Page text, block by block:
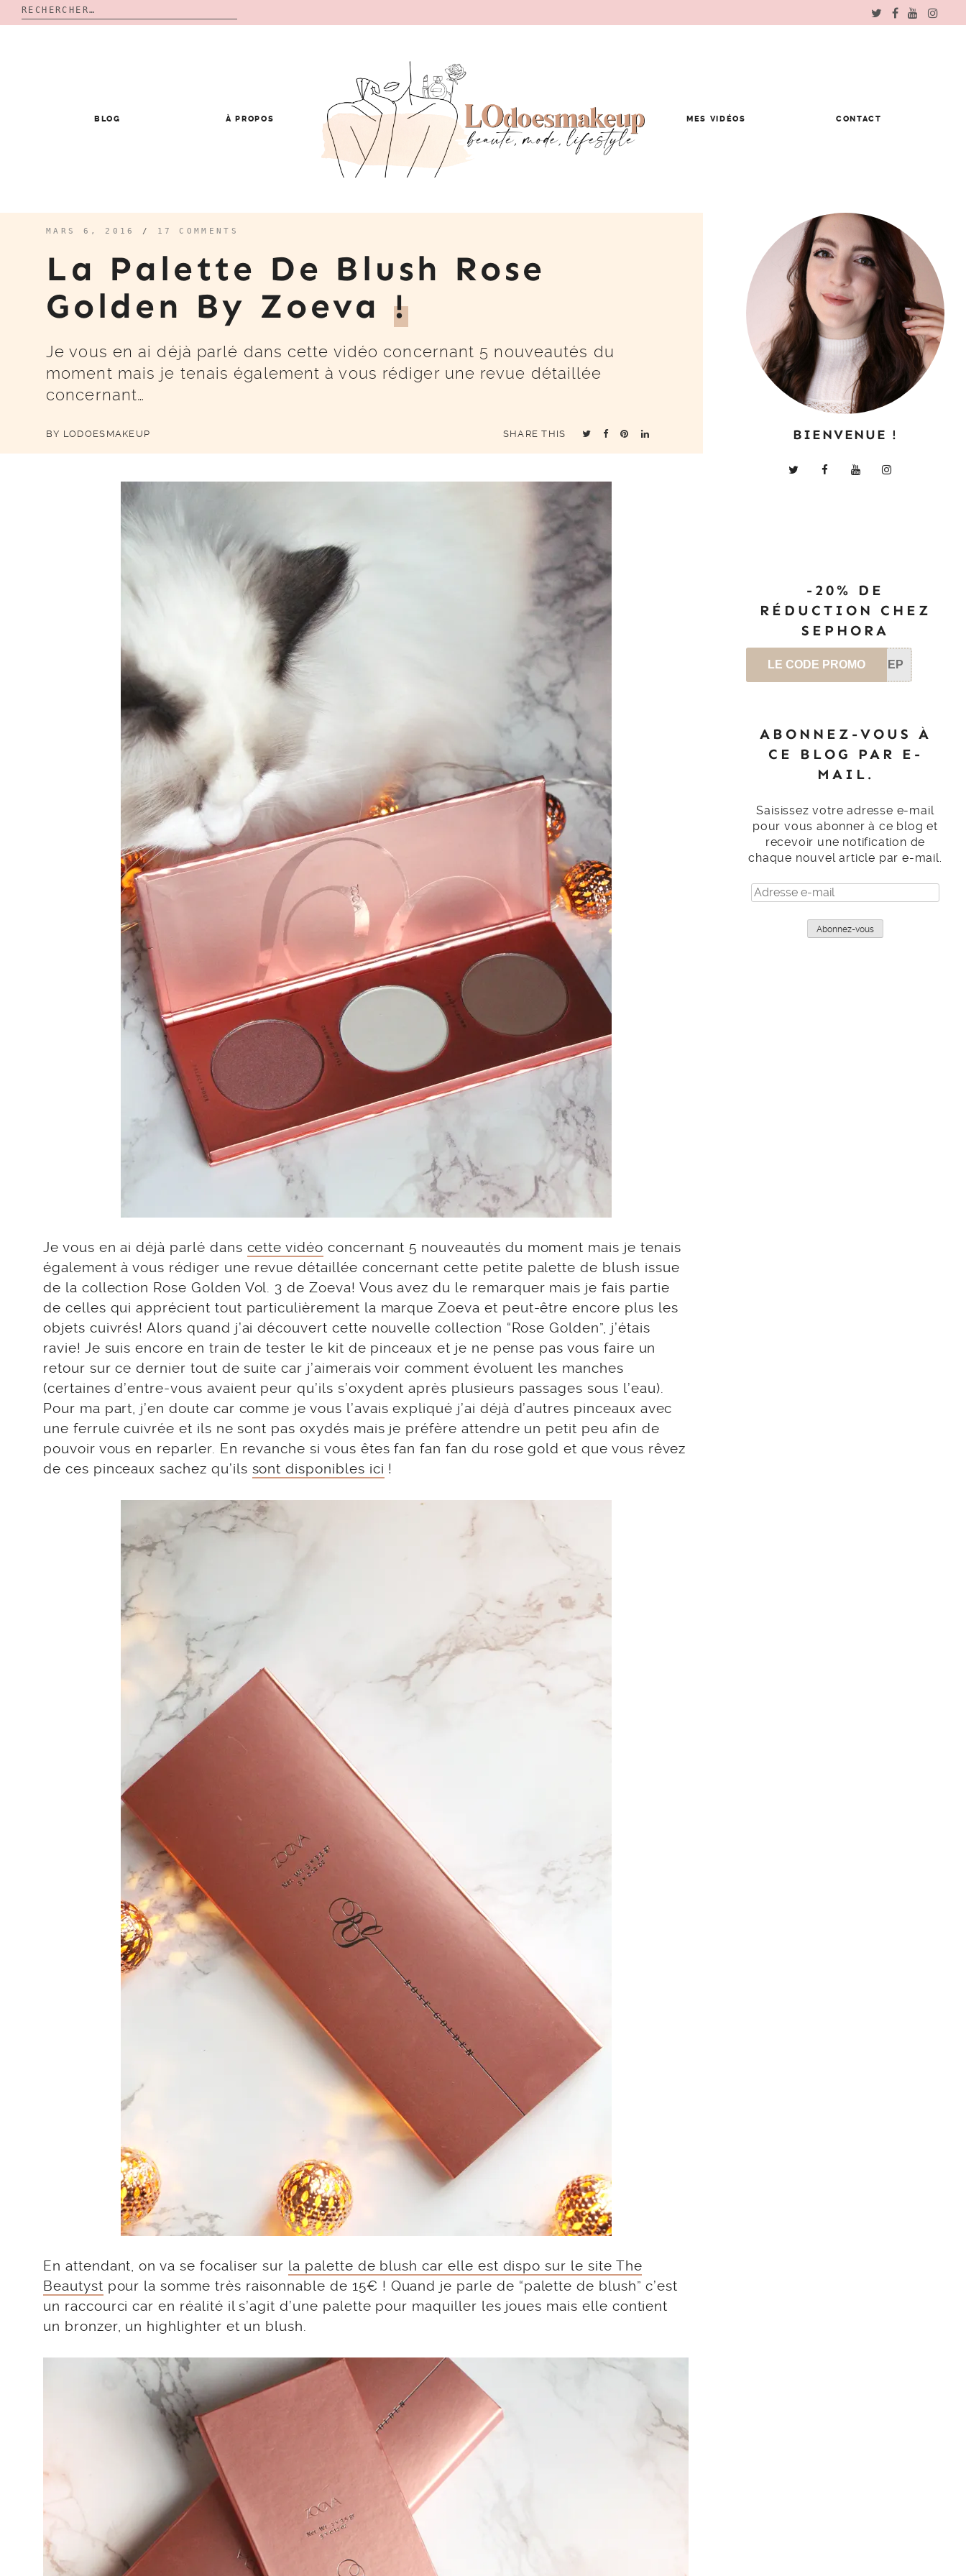
Rechercher :
BLOG À PROPOS MES VIDÉOS CONTACT
MARS 6, 2016 / 17 COMMENTS
La Palette De Blush Rose
Golden By Zoeva !
Je vous en ai déjà parlé dans cette vidéo concernant 5 nouveautés du
moment mais je tenais également à vous rédiger une revue détaillée
concernant…
BY LODOESMAKEUP SHARE THIS
Je vous en ai déjà parlé dans cette vidéo concernant 5 nouveautés du moment mais je tenais
également à vous rédiger une revue détaillée concernant cette petite palette de blush issue
de la collection Rose Golden Vol. 3 de Zoeva! Vous avez du le remarquer mais je fais partie
de celles qui apprécient tout particulièrement la marque Zoeva et peut-être encore plus les
objets cuivrés! Alors quand j’ai découvert cette nouvelle collection “Rose Golden”, j’étais
ravie! Je suis encore en train de tester le kit de pinceaux et je ne pense pas vous faire un
retour sur ce dernier tout de suite car j’aimerais voir comment évoluent les manches
(certaines d’entre-vous avaient peur qu’ils s’oxydent après plusieurs passages sous l’eau).
Pour ma part, j’en doute car comme je vous l’avais expliqué j’ai déjà d’autres pinceaux avec
une ferrule cuivrée et ils ne sont pas oxydés mais je préfère attendre un petit peu afin de
pouvoir vous en reparler. En revanche si vous êtes fan fan fan du rose gold et que vous rêvez
de ces pinceaux sachez qu’ils sont disponibles ici !
En attendant, on va se focaliser sur la palette de blush car elle est dispo sur le site The
Beautyst pour la somme très raisonnable de 15€ ! Quand je parle de “palette de blush” c’est
un raccourci car en réalité il s’agit d’une palette pour maquiller les joues mais elle contient
un bronzer, un highlighter et un blush.
BIENVENUE !
-20% DE
RÉDUCTION CHEZ
SEPHORA
LE CODE PROMO SEP
ABONNEZ-VOUS À
CE BLOG PAR E-
MAIL.
Saisissez votre adresse e-mail
pour vous abonner à ce blog et
recevoir une notification de
chaque nouvel article par e-mail.
Adresse
e-
Abonnez-vous